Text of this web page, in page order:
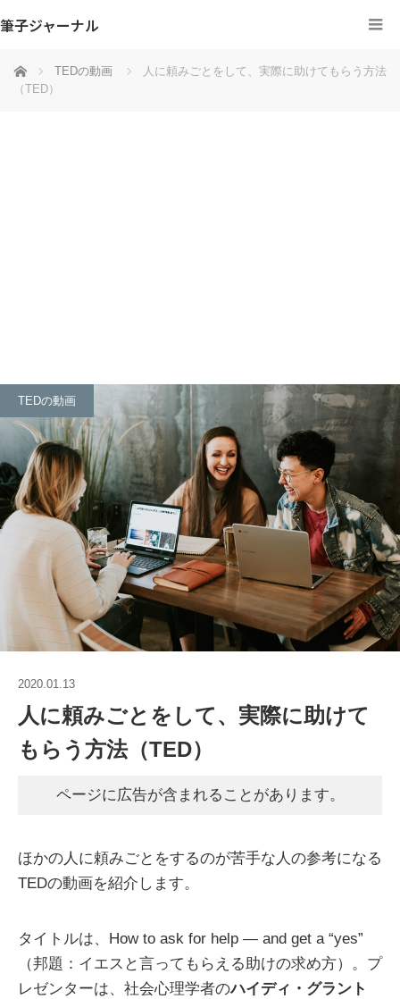
筆子ジャーナル
ホーム TEDの動画
人に頼みごとをして、実際に助けてもらう方法
（TED）
TEDの動画
2020.01.13
人に頼みごとをして、実際に助けて
もらう方法（TED）
ページに広告が含まれることがあります。
ほかの人に頼みごとをするのが苦手な人の参考になる
TEDの動画を紹介します。
タイトルは、How to ask for help — and get a “yes”
（邦題：イエスと言ってもらえる助けの求め方）。プ
レゼンターは、社会心理学者のハイディ・グラント